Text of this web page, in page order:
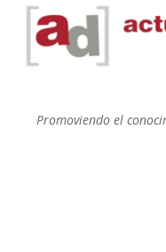
Promoviendo el